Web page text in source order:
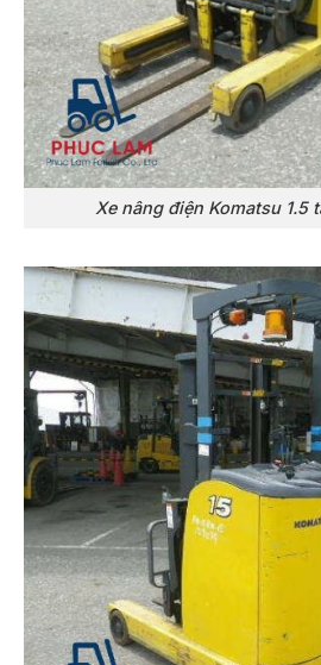
Xe nâng điện Komatsu 1.5